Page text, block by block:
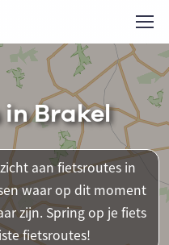
Brakel
aan fietsroutes in
waar op dit moment
zijn. Spring op je fiets
fietsroutes!